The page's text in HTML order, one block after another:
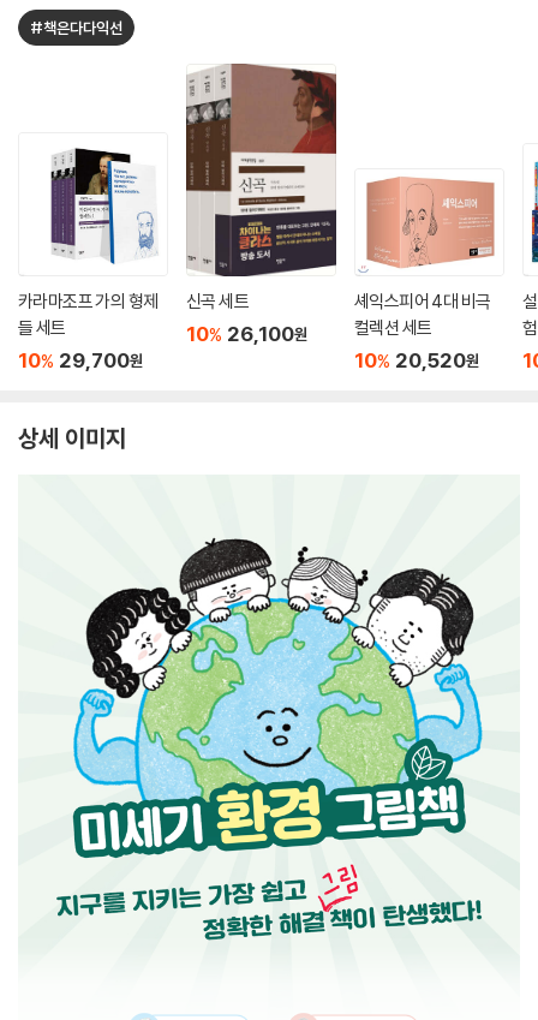
#책은다다익선
카라마조프 가의 형제
들 세트
10% 29,700원
신곡 세트
10% 26,100원
셰익스피어 4대 비극
컬렉션 세트
10% 20,520원
트
상세 이미지